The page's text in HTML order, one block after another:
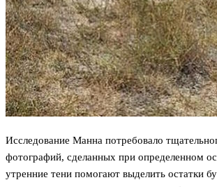
Исследование Манна потребовало
фотографий, сделанных при определенном
утренние тени помогают выделить остатки